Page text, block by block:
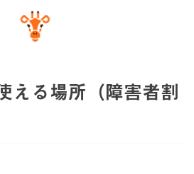
える場所（障害者割